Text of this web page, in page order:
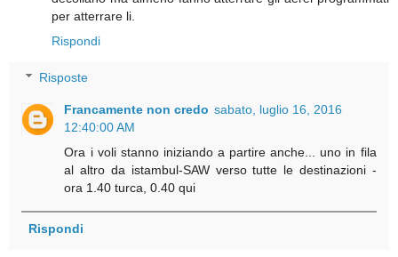
per atterrare li.
Rispondi
Risposte
Francamente non credo sabato, luglio 16, 2016
12:40:00 AM
Ora i voli stanno iniziando a partire anche... uno in fila
al altro da istambul-SAW verso tutte le destinazioni -
ora 1.40 turca, 0.40 qui
Rispondi